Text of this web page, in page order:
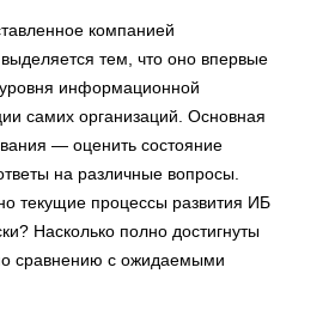
компанией
тем, что оно впервые
информационной
самих организаций. Основная
— оценить состояние
на различные вопросы.
текущие процессы развития ИБ
Насколько полно достигнуты
сравнению с ожидаемыми